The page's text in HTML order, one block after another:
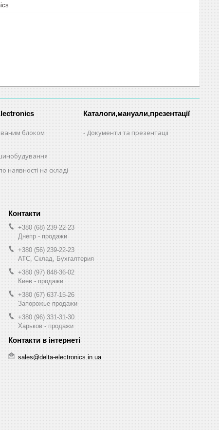
блоком
наявності на складі
Каталоги,мануали,презентації
Документи та презентації
+380 (68) 239-22-23
Днепр - продажи
+380 (56) 239-22-23
АТС, Склад, Бухгалтерия
+380 (97) 848-36-02
Киев - продажи
+380 (67) 637-15-26
Запорожье-продажи
+380 (96) 331-31-30
Харьков - продажи
sales@delta-electronics.in.ua